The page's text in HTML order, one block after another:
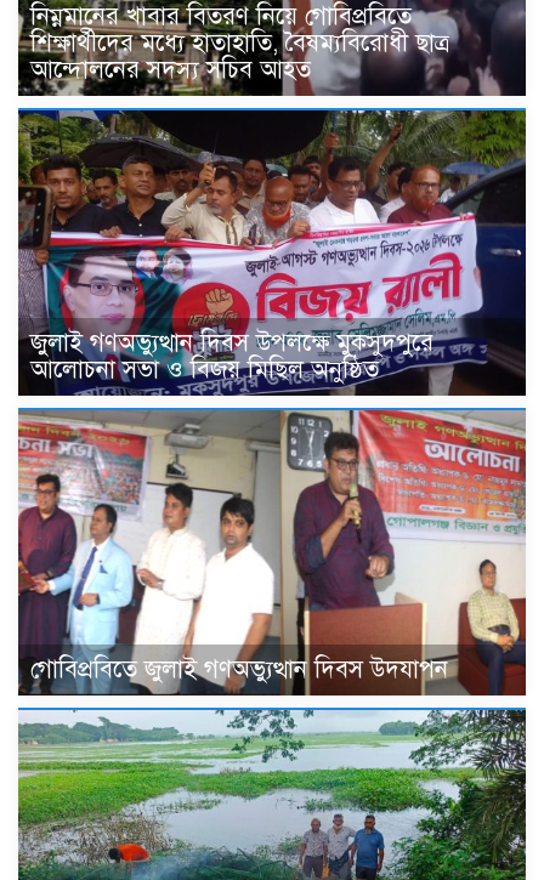
নিম্নমানের খাবার বিতরণ নিয়ে গোবিপ্রবিতে
শিক্ষার্থীদের মধ্যে হাতাহাতি, বৈষম্যবিরোধী ছাত্র
আন্দোলনের সদস্য সচিব আহত
জুলাই গণঅভ্যুত্থান দিবস উপলক্ষে মুকসুদপুরে
আলোচনা সভা ও বিজয় মিছিল অনুষ্ঠিত
গোবিপ্রবিতে জুলাই গণঅভ্যুত্থান দিবস উদযাপন